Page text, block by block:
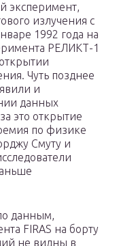
эксперимент,
излучения с
1992 года на
РЕЛИКТ-1
Чуть позднее
и
данных
это открытие
по физике
Смуту и
данным,
FIRAS на борту
не видны в